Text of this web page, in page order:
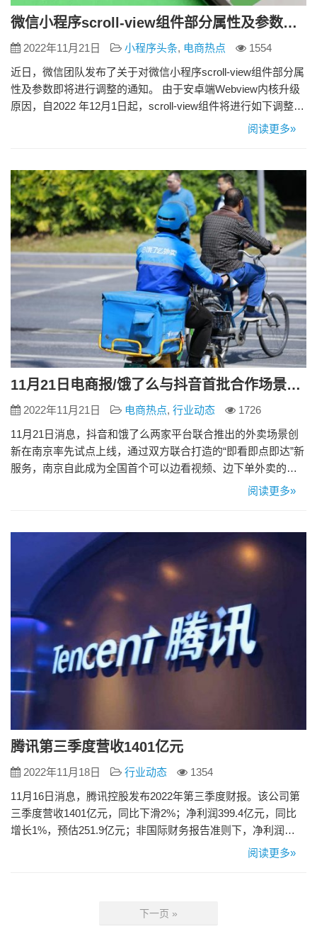
微信小程序scroll-view组件部分属性及参数即将调整
2022年11月21日 小程序头条, 电商热点
1554
近日，微信团队发布了关于对微信小程序scroll-view组件部分属
性及参数即将进行调整的通知。 由于安卓端Webview内核升级
原因，自2022 年12月1日起，scroll-view组件将进行如下调整：
1、废弃在安卓端的 scroll-view 组件的 fast-deceleration 属性。
阅读更多»
11月21日电商报/饿了么与抖音首批合作场景落地南京 覆盖2000多家门店
2022年11月21日 电商热点, 行业动态
1726
11月21日消息，抖音和饿了么两家平台联合推出的外卖场景创
新在南京率先试点上线，通过双方联合打造的“即看即点即达”新
服务，南京自此成为全国首个可以边看视频、边下单外卖的城
市。 即日起，南京市民可通过两家平台举办的“外卖节”等活
厨娘、南京大牌档、狮王府、沉香鸭等江淮特色品牌，还包括
阅读更多»
腾讯第三季度营收1401亿元
2022年11月18日 行业动态
1354
11月16日消息，腾讯控股发布2022年第三季度财报。该公司第
三季度营收1401亿元，同比下滑2%；净利润399.4亿元，同比
增长1%，预估251.9亿元；非国际财务报告准则下，净利润
322.5亿元，同比增长2%，预估301.6亿元。 财报显示，腾讯第
阅读更多»
下一页 »